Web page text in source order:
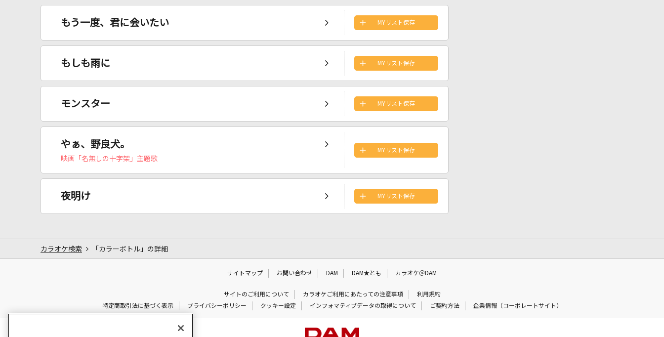
もう一度、君に会いたい MYリスト保存
もしも雨に MYリスト保存
モンスター MYリスト保存
やぁ、野良犬。
映画「名無しの十字架」主題歌
MYリスト保存
夜明け MYリスト保存
カラオケ検索 「カラーボトル」の詳細
サイトマップ お問い合わせ DAM DAM★とも カラオケ＠DAM
サイトのご利用について カラオケご利用にあたっての注意事項
利用規約
特定商取引法に基づく表示
プライバシーポリシー クッキー設定 インフォマティブデータの取得について ご契約方法 企業情報（コーポレートサイト）